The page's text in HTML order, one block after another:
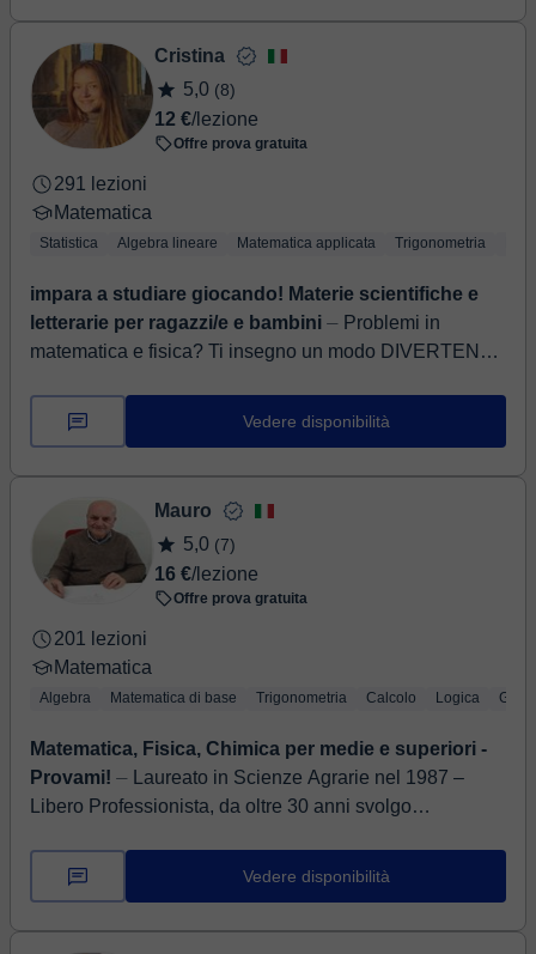
Cristina
5,0 (8)
12 €/lezione
Offre prova gratuita
291 lezioni
Matematica
Statistica Algebra lineare Matematica applicata Trigonometria
impara a studiare giocando! Materie scientifiche e
letterarie per ragazzi/e e bambini ⏤ Problemi in
matematica e fisica? Ti insegno un modo DIVERTENTE
risolve i problemi nello studio c...
Vedere disponibilità
Mauro
5,0 (7)
16 €/lezione
Offre prova gratuita
201 lezioni
Matematica
Algebra Matematica di base Trigonometria Calcolo Logica
Matematica, Fisica, Chimica per medie e superiori -
Provami! ⏤ Laureato in Scienze Agrarie nel 1987 –
Libero Professionista, da oltre 30 anni svolgo
studenti de...
Vedere disponibilità